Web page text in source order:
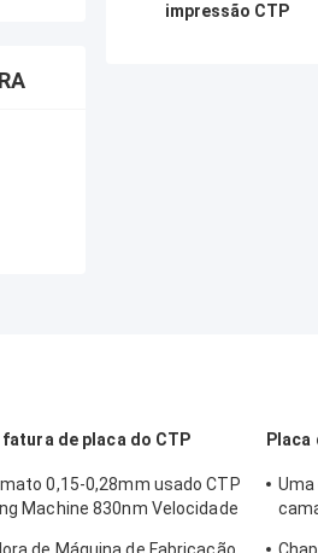
impressão CTP
fatura de placa do CTP
0,15-0,28mm usado CTP
Machine 830nm Velocidade
Placa